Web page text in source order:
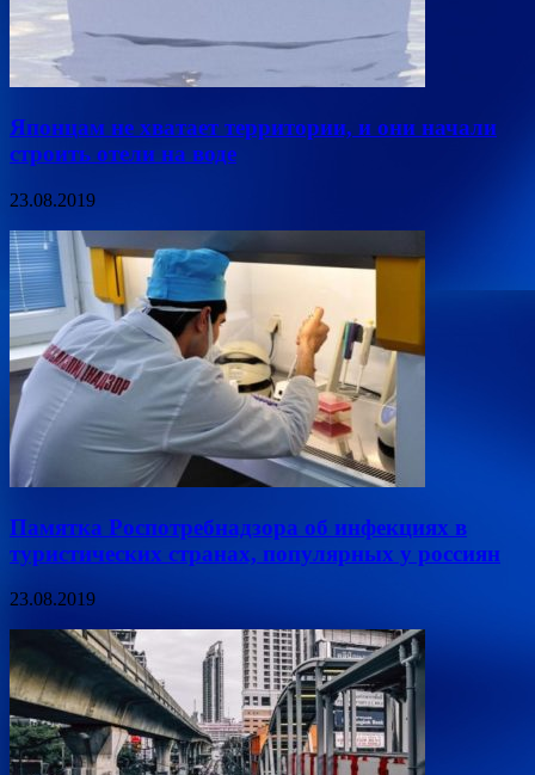
Японцам не хватает территории, и они начали
строить отели на воде
23.08.2019
Памятка Роспотребнадзора об инфекциях в
туристических странах, популярных у россиян
23.08.2019